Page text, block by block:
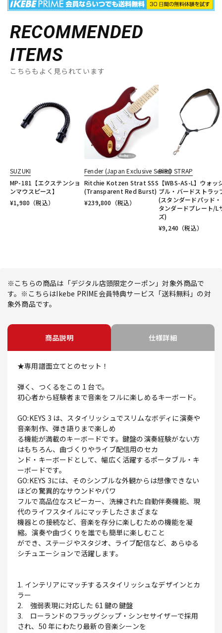
RECOMMENDED
ITEMS
こちらもよく見られています
SUZUKI
MP-181【エクステンショ
ンマウスピース】
¥1,980 （税込）
Fender (Japan Exclusive Series)
Ritchie Kotzen Strat SSS
(Transparent Red Burst)
¥239,800 （税込）
BIRD STRAP
【WBS-AS-L】ウォッ
ブル・バードストラッ
(スタンダードパッド
タンダードプレート/L
ズ)
¥9,240 （税込）
※こちらの商品は「デジタル店頭限定クーポン」対象外商品で
す。※こちらはIkebe PRIME会員特典サービス「送料無料」の対
象外商品です。
商品説明 仕様詳細
★専用譜面立てとのセット！
弾く、つくるをこの 1 台で。
初心者から経験者まで音楽をフルに楽しめるキーボード。
GO:KEYS 3 は、スタイリッシュでスリムなボディに演奏や
音楽制作、弾き語りまで楽しめ
る機能が満載のキーボードです。鍵盤の演奏経験がない方
はもちろん、曲づくりやライブ配信用のセカ
ンド・キーボードとして、幅広く活躍するポータブル・キ
ーボードです。
GO:KEYS 3には、そのシンプルな外観からは想像できない
ほどの驚異的なサウンドやパワ
フルで高品位なスピーカー、洗練された自動伴奏機能、現
代のライフスタイルにマッチしたさまざまな
機器との接続など、音楽を存分に楽しむための機能を凝
縮。演奏や曲づくりを誰でも簡単に楽しむこと
ができ、ステージやスタジオ、ライブ配信など、あらゆる
シチュエーションで活躍します。
1. インテリアにマッチするスタイリッシュなデザインとカ
ラー
2. 強弱表現に対応した 61 鍵の鍵盤
3. ローランドのフラッグシップ・シンセサイザーで採用
され、50 年にわたり最新の音楽シーンを